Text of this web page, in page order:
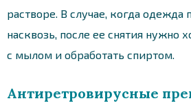
растворе. В случае, когда одежда
насквозь, после ее снятия нужно
с мылом и обработать спиртом.
Антиретровирусные